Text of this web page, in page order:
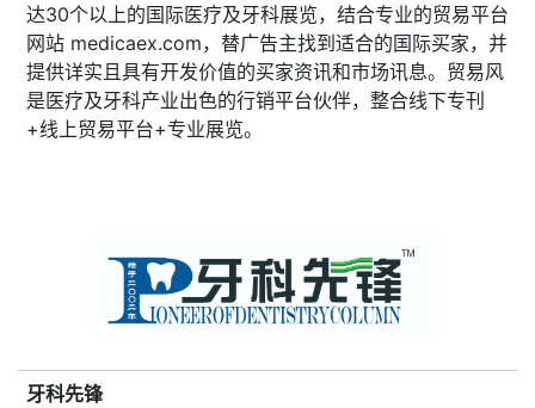
达30个以上的国际医疗及牙科展览，结合专业的贸易平台
网站 medicaex.com，替广告主找到适合的国际买家，并
提供详实且具有开发价值的买家资讯和市场讯息。贸易风
是医疗及牙科产业出色的行销平台伙伴，整合线下专刊
+线上贸易平台+专业展览。
牙科先锋